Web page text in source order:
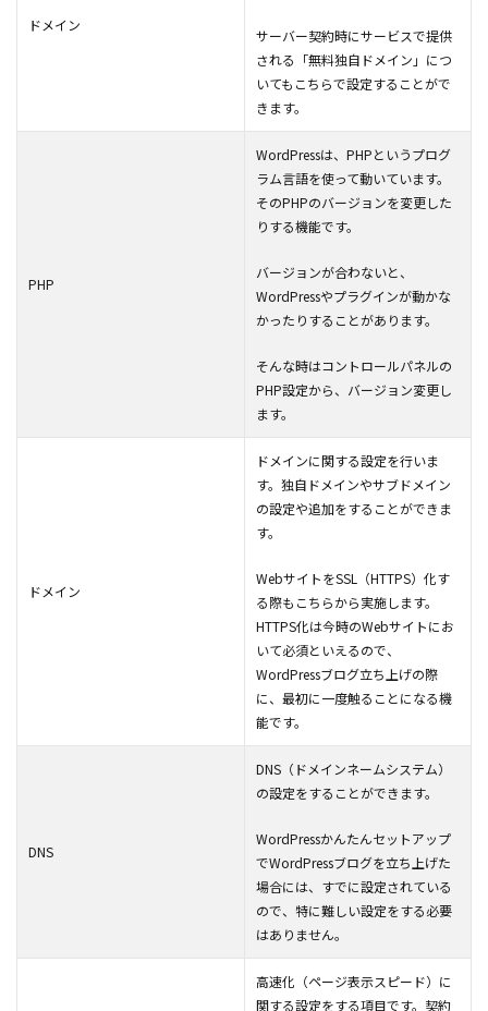
ドメイン
サーバー契約時にサービスで提供
される「無料独自ドメイン」につ
いてもこちらで設定することがで
きます。
PHP
WordPressは、PHPというプログ
ラム言語を使って動いています。
そのPHPのバージョンを変更した
りする機能です。
バージョンが合わないと、
WordPressやプラグインが動かな
かったりすることがあります。
そんな時はコントロールパネルの
PHP設定から、バージョン変更し
ます。
ドメイン
ドメインに関する設定を行いま
す。独自ドメインやサブドメイン
の設定や追加をすることができま
す。
WebサイトをSSL（HTTPS）化す
る際もこちらから実施します。
HTTPS化は今時のWebサイトにお
いて必須といえるので、
WordPressブログ立ち上げの際
に、最初に一度触ることになる機
能です。
DNS
DNS（ドメインネームシステム）
の設定をすることができます。
WordPressかんたんセットアップ
でWordPressブログを立ち上げた
場合には、すでに設定されている
ので、特に難しい設定をする必要
はありません。
高速化（ページ表示スピード）に
関する設定をする項目です。契約